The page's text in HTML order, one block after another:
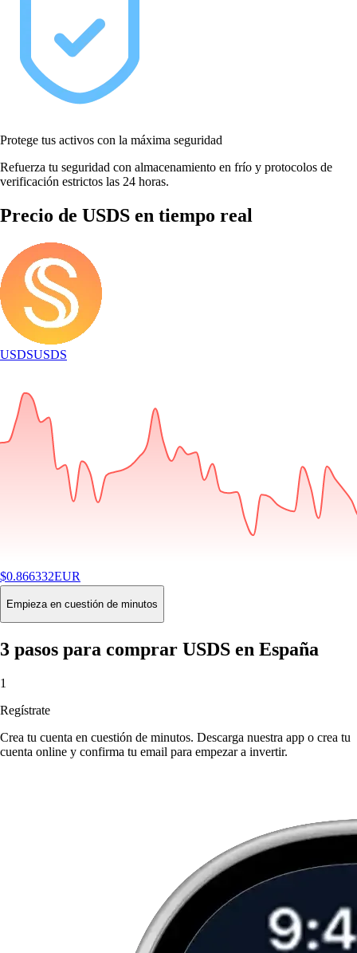
Protege tus activos con la máxima seguridad
Refuerza tu seguridad con almacenamiento en frío y protocolos de
verificación estrictos las 24 horas.
Precio de USDS en tiempo real
USDSUSDS
$0.866332EUR
-0.00%24H
Buy
Empieza en cuestión de minutos
3 pasos para comprar USDS en España
1
Regístrate
Crea tu cuenta en cuestión de minutos. Descarga nuestra app o crea tu
cuenta online y confirma tu email para empezar a invertir.